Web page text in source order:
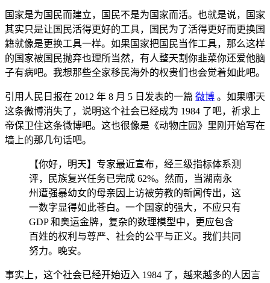
国家是为国民而建立，国民不是为国家而活。也就是说，国家
其实只是让国民活得更好的工具，国民为了活得更好而更换国
籍就像是更换工具一样。如果国家把国民当作工具，那么这样
的国家被国民抛弃也理所当然，有人整天割你韭菜你还爱他脑
子有病吧。我想那些全家移民海外的权贵们也会觉着如此吧。
引用人民日报在 2012 年 8 月 5 日发表的一篇 微博 。如果哪天
这条微博消失了，说明这个社会已经成为 1984 了吧，祈求上
帝保卫住这条微博吧。这也很像是《动物庄园》里刚开始写在
墙上的那几句话吧。
【你好，明天】专家最近宣布，经三级指标体系测
评，民族复兴任务已完成 62%。然而，当湖南永
州遭强暴幼女的母亲因上访被劳教的新闻传出，这
一数字显得如此苍白。一个国家的强大，不应只有
GDP 和奥运金牌，复杂的数理模型中，更应包含
百姓的权利与尊严、社会的公平与正义。我们共同
努力。晚安。
事实上，这个社会已经开始迈入 1984 了，越来越多的人因言